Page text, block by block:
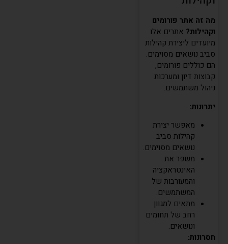
מה זה אתר פורומים
וקהילות? אתרים אלו
מיועדים ליצירת קהילות
סביב נושאים מסוימים.
הם כוללים פורומים,
קבוצות דיון ומערכות
ניהול משתמשים.
יתרונות:
מאפשר יצירת
קהילות סביב
נושאים מסוימים.
משפר את
האינטראקציה
והמעורבות של
המשתמשים.
מתאים למגוון
רחב של תחומים
ונושאים.
חסרונות: